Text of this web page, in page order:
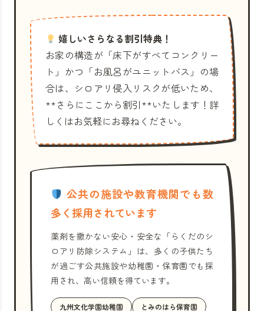
嬉しいさらなる割引特典！
お家の構造が「床下がすべてコンクリー
ト」かつ「お風呂がユニットバス」の場
合は、シロアリ侵入リスクが低いため、
**さらにここから割引**いたします！詳
しくはお気軽にお尋ねください。
公共の施設や教育機関でも数
多く採用されています
薬剤を撒かない安心・安全な「らくだのシ
ロアリ防除システム」は、多くの子供たち
が過ごす公共施設や幼稚園・保育園でも採
用され、高い信頼を得ています。
九州文化学園幼稚園
とみのはら保育園